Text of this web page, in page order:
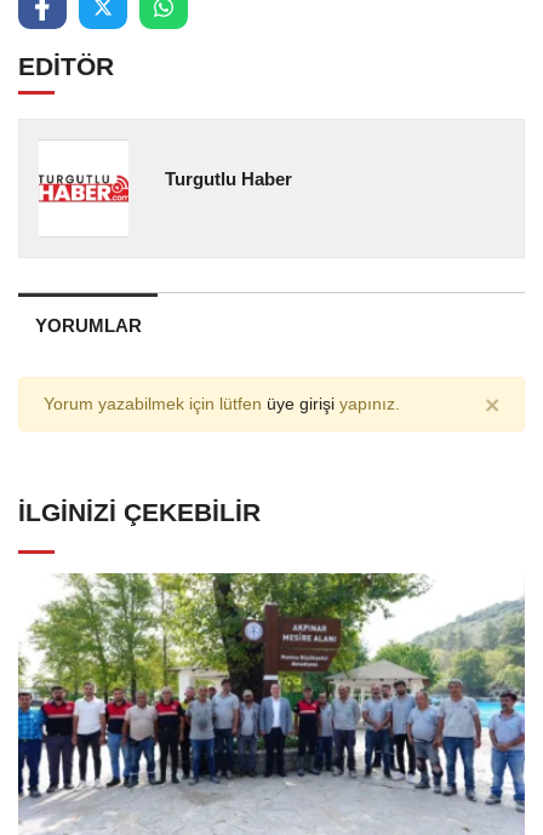
EDİTÖR
Turgutlu Haber
YORUMLAR
Yorum yazabilmek için lütfen üye girişi yapınız. ×
İLGINIZI ÇEKEBILIR